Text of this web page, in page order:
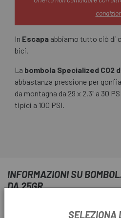
In Escapa abbiamo tutto ciò di
bici.
La bombola Specialized CO2
abbastanza pressione per
da montagna da 29 x 2.3" a 30
tipici a 100 PSI.
INFORMAZIONI SU
DA 25GR.
SELEZIONA